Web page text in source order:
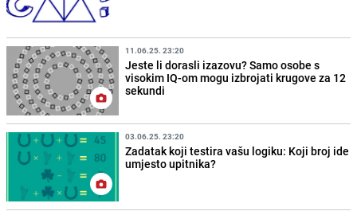
11.06.25. 23:20
Jeste li dorasli izazovu? Samo osobe s
visokim IQ-om mogu izbrojati krugove za 12
sekundi
03.06.25. 23:20
Zadatak koji testira vašu logiku: Koji broj ide
umjesto upitnika?